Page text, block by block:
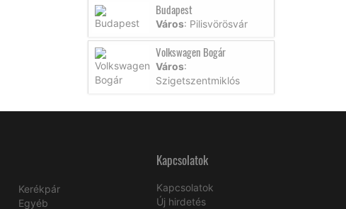
Budapest
Város: Pilisvörösvár
Volkswagen Bogár
Város:
Szigetszentmiklós
Kerékpár
Egyéb
Kapcsolatok
Kapcsolatok
Új hirdetés